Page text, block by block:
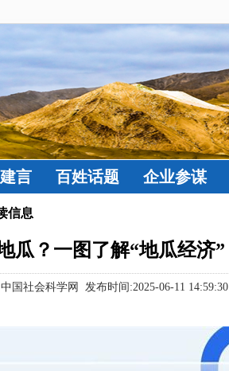
言 百姓话题 企业参谋
信息
瓜？一图了解“地瓜经济”
社会科学网 发布时间:2025-06-11 14:59:30